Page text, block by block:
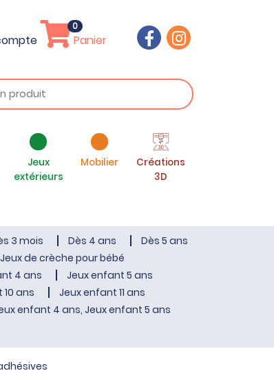
Panier
0
Jeux
extérieurs
Mobilier
Créations
3D
3 mois Dès 4 ans
Dès 5 ans
Jeux de crèche pour bébé
4 ans
Jeux enfant 5 ans
ans
Jeux enfant 11 ans
enfant 4 ans, Jeux enfant 5 ans